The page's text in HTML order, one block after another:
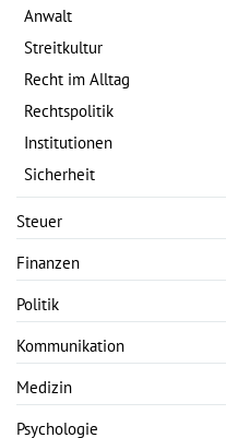
Anwalt
Streitkultur
Recht im Alltag
Rechtspolitik
Institutionen
Sicherheit
Steuer
Finanzen
Politik
Kommunikation
Medizin
Psychologie